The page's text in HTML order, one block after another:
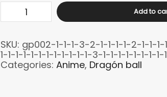
Canji
quantity
Add to
SKU: gp002-1-1-1-3-2-1-1-1-1-2-1-1-1-
1-1-1-1-1-1-1-1-1-1-1-1-3-1-1-1-1-1-1-1-1-
Categories:Anime, Dragón ball